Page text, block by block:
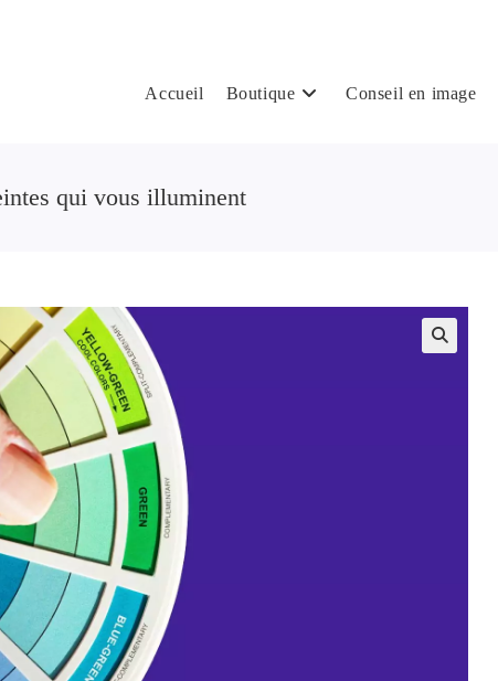
Accueil Boutique Conseil en image
qui vous illuminent